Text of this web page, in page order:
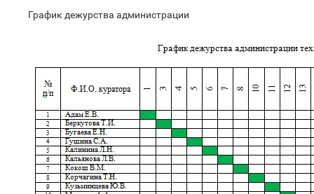
График дежурства администрации